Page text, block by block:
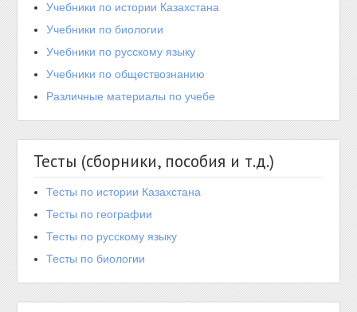
Учебники по истории Казахстана
Учебники по биологии
Учебники по русскому языку
Учебники по обществознанию
Различные материалы по учебе
Тесты (сборники, пособия и т.д.)
Тесты по истории Казахстана
Тесты по географии
Тесты по русскому языку
Тесты по биологии